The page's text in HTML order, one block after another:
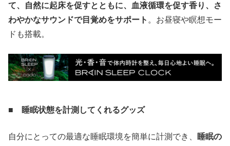
て、自然に起床を促すとともに、血液循環を促す香り、さ
わやかなサウンドで目覚めをサポート 。お昼寝や瞑想モー
ドも搭載。
■ 睡眠状態を計測してくれるグッズ
自分にとっての最適な睡眠環境を簡単に計測でき、
睡眠の